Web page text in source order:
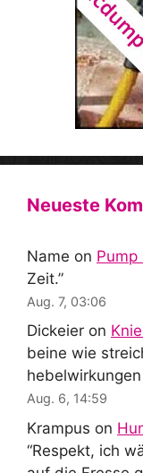
Neueste
Name on Pump
Zeit.”
Aug. 7, 03:06
Dickeier on
beine wie
Aug. 6, 14:59
Krampus on
“Respekt, ich